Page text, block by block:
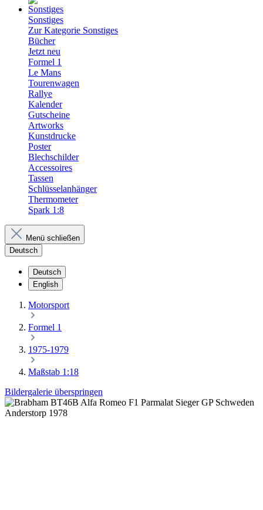
Sonstiges
Zur Kategorie Sonstiges
Bücher
Jetzt neu
Formel 1
Le Mans
Tourenwagen
Rallye
Kalender
Gutscheine
Artworks
Kunstdrucke
Poster
Blechschilder
Accessoires
Tassen
Schlüsselanhänger
Thermometer
Spark 1:8
Menü schließen
Deutsch
Deutsch
English
Motorsport
Formel 1
1975-1979
Maßstab 1:18
Bildergalerie überspringen